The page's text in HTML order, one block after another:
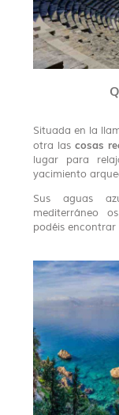
Situada en la
otra lascosas
lugar para
yacimiento
Sus aguas
mediterráneo
podéis